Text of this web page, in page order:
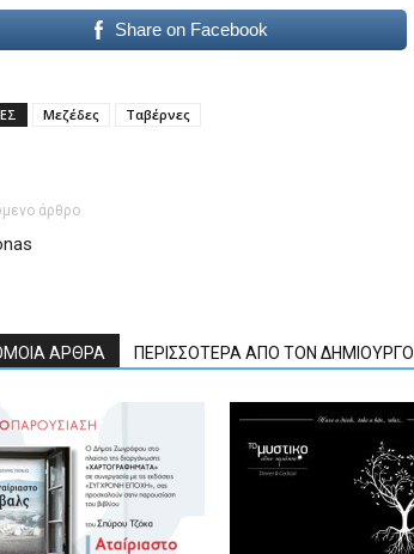
Share on Facebook
Μεζέδες Ταβέρνες
άρθρο
ΑΡΘΡΑ ΠΕΡΙΣΣΟΤΕΡΑ ΑΠΟ ΤΟΝ ΔΗΜΙΟΥΡΓΟ